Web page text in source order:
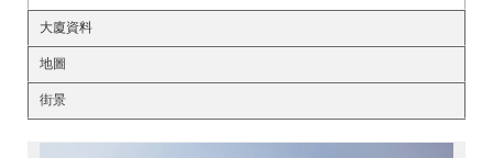
大廈資料
地圖
街景